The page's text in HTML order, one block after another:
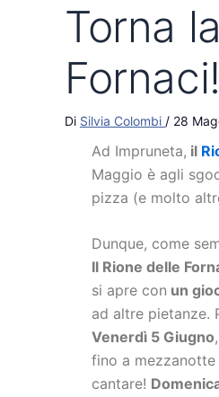
Torna
Fornaci!
Di Silvia Colombi / 28
Ad Impruneta, il
Maggio è agli
pizza (e molto
Dunque, come
Il Rione delle
si apre con un
ad altre pietanze.
Venerdì 5 Giugno
fino a mezzanotte
cantare!